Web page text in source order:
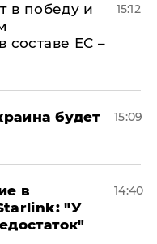
в победу и
составе ЕС –
15:12
будет
15:09
в
"У
14:40